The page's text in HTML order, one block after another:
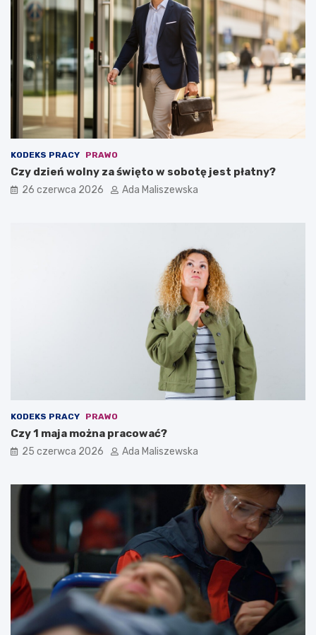
KODEKS PRACY PRAWO
Czy dzień wolny za święto w sobotę jest płatny?
26 czerwca 2026 Ada Maliszewska
KODEKS PRACY PRAWO
Czy 1 maja można pracować?
25 czerwca 2026 Ada Maliszewska